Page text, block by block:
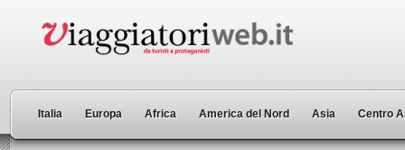
Italia Europa Africa America del Nord Asia Centro